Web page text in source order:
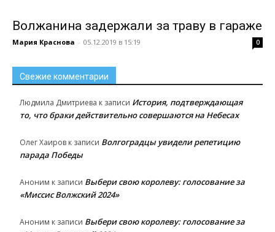
Волжанина задержали за траву в гараже
Мария Краснова - 05.12.2019 в 15:19 0
Свежие комментарии
Людмила Дмитриева к записи История, подтверждающая
то, что браки действительно совершаются на Небесах
Олег Хаиров к записи Волгоградцы увидели репетицию
парада Победы
Аноним к записи Выбери свою королеву: голосование за
«Миссис Волжский 2024»
Аноним к записи Выбери свою королеву: голосование за